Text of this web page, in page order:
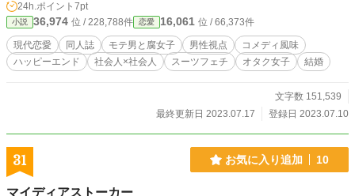
24h.ポイント 7pt
小説 36,974 位 / 228,788件 恋愛 16,061 位 / 66,373件
現代恋愛 同人誌 モテ男と腐女子 男性視点
コメディ風味
ハッピーエンド
社会人×社会人 スーツフェチ オタク女子 結婚
文字数 151,539
最終更新日 2023.07.17
登録日 2023.07.10
31 お気に入り追加 10
マイディアストーカー